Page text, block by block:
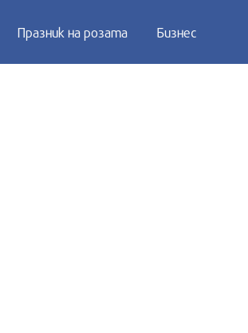
Празник на розата Бизнес